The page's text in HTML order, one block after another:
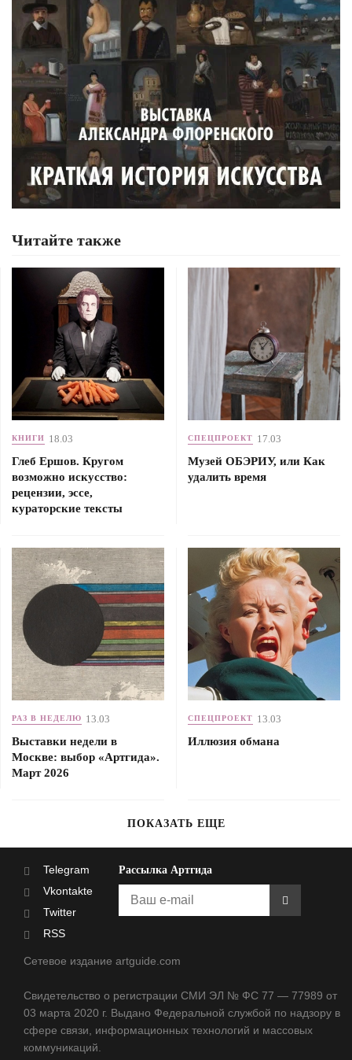
Читайте также
КНИГИ 18.03
Глеб Ершов. Кругом
возможно искусство:
рецензии, эссе,
кураторские тексты
СПЕЦПРОЕКТ 17.03
Музей ОБЭРИУ, или Как
удалить время
РАЗ В НЕДЕЛЮ 13.03
Выставки недели в
Москве: выбор «Артгида».
Март 2026
СПЕЦПРОЕКТ 13.03
Иллюзия обмана
ПОКАЗАТЬ ЕЩЕ
Telegram
Vkontakte
Twitter
RSS
Рассылка Артгида
Сетевое издание artguide.com
Свидетельство о регистрации СМИ ЭЛ № ФС 77 — 77989 от
03 марта 2020 г. Выдано Федеральной службой по надзору в
сфере связи, информационных технологий и массовых
коммуникаций.